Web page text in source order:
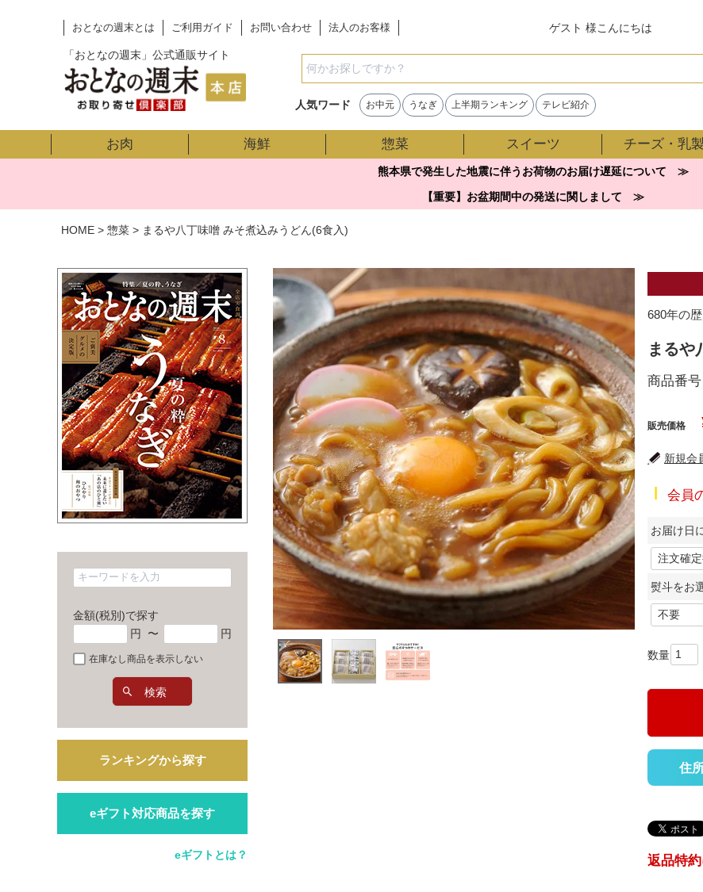
おとなの週末とは ご利用ガイド お問い合わせ 法人のお客様 ゲスト 様こんにちは
「おとなの週末」公式通販サイト
検索
人気ワード お中元 うなぎ 上半期ランキング テレビ紹介
お肉 海鮮 惣菜 スイーツ チーズ・乳
熊本県で発生した地震に伴うお荷物のお届け遅延について ≫
【重要】お盆期間中の発送に関しまして ≫
HOME 惣菜 まるや八丁味噌 みそ煮込みうどん(6食入)
金額(税別)で探す
円
〜 円
在庫なし商品を表示しない
検索
ランキングから探す
eギフト対応商品を探す
eギフトとは？
680年の
まるや
商品番号
販売価格
新規会
会員
お届け日
熨斗をお
住
返品特